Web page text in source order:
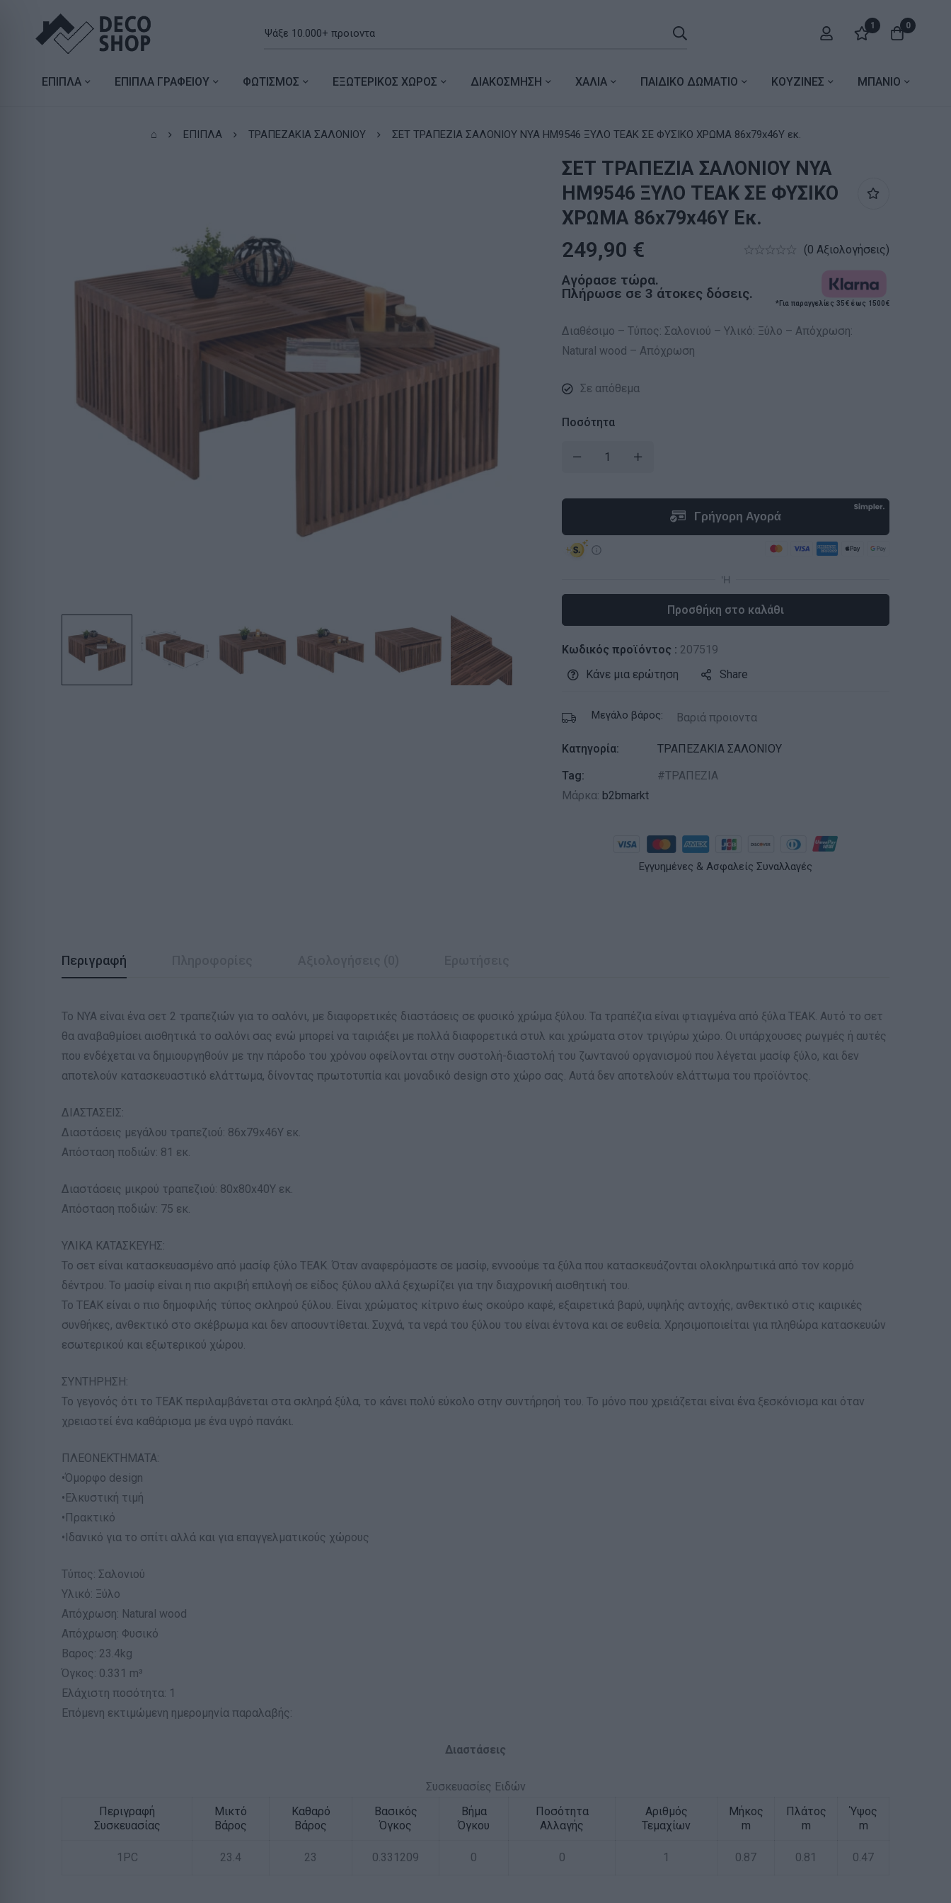
1 0
ΕΠΙΠΛΑ ΕΠΙΠΛΑ ΓΡΑΦΕΙΟΥ ΦΩΤΙΣΜΟΣ ΕΞΩΤΕΡΙΚΟΣ ΧΩΡΟΣ ΔΙΑΚΟΣΜΗΣΗ ΧΑΛΙΑ ΠΑΙΔΙΚΟ ΔΩΜΑΤΙΟ ΚΟΥΖΙΝΕΣ ΜΠΑΝΙΟ
⌂ ΕΠΙΠΛΑ ΤΡΑΠΕΖΑΚΙΑ ΣΑΛΟΝΙΟΥ ΣΕΤ ΤΡΑΠΕΖΙΑ ΣΑΛΟΝΙΟΥ NYA HM9546 ΞΥΛΟ ΤΕΑΚ ΣΕ ΦΥΣΙΚΟ ΧΡΩΜΑ 86x79x46Y εκ.
ΣΕΤ ΤΡΑΠΕΖΙΑ ΣΑΛΟΝΙΟΥ NYA
HM9546 ΞΥΛΟ ΤΕΑΚ ΣΕ ΦΥΣΙΚΟ
ΧΡΩΜΑ 86x79x46Y Εκ.
249,90 € (0 Αξιολογήσεις)
Αγόρασε τώρα.
Πλήρωσε σε 3 άτοκες δόσεις.
*Για παραγγελίες 35€ έως 1500€
Διαθέσιμο – Τύπος: Σαλονιού – Υλικό: Ξύλο – Απόχρωση:
Natural wood – Απόχρωση
Σε απόθεμα
Ποσότητα
Προσθήκη στο καλάθι
Κωδικός προϊόντος : 207519
Κάνε μια ερώτηση
Share
Μεγάλο βάρος: Βαριά προιοντα
Κατηγορία:
ΤΡΑΠΕΖΑΚΙΑ ΣΑΛΟΝΙΟΥ
Tag:
ΤΡΑΠΕΖΙΑ
Μάρκα: b2bmarkt
Εγγυημένες & Ασφαλείς Συναλλαγές
Περιγραφή
Το NYA είναι ένα σετ 2 τραπεζιών για το σαλόνι, με διαφορετικές διαστάσεις σε φυσικό χρώμα ξύλου. Τα τραπέζια είναι φτιαγμένα από ξύλα ΤΕΑΚ. Αυτό το σετ
θα αναβαθμίσει αισθητικά το σαλόνι σας ενώ μπορεί να ταιριάξει με πολλά διαφορετικά στυλ και χρώματα στον τριγύρω χώρο. Οι υπάρχουσες ρωγμές ή αυτές
που ενδέχεται να δημιουργηθούν με την πάροδο του χρόνου οφείλονται στην συστολή-διαστολή του ζωντανού οργανισμού που λέγεται μασίφ ξύλο, και δεν
αποτελούν κατασκευαστικό ελάττωμα, δίνοντας πρωτοτυπία και μοναδικό design στο χώρο σας. Αυτά δεν αποτελούν ελάττωμα του προϊόντος.
ΔΙΑΣΤΑΣΕΙΣ:
Διαστάσεις μεγάλου τραπεζιού: 86x79x46Υ εκ.
Απόσταση ποδιών: 81 εκ.
Διαστάσεις μικρού τραπεζιού: 80x80x40Υ εκ.
Απόσταση ποδιών: 75 εκ.
ΥΛΙΚΑ ΚΑΤΑΣΚΕΥΗΣ:
Το σετ είναι κατασκευασμένο από μασίφ ξύλο ΤΕΑΚ. Όταν αναφερόμαστε σε μασίφ, εννοούμε τα ξύλα που κατασκευάζονται ολοκληρωτικά από τον κορμό
δέντρου. Το μασίφ είναι η πιο ακριβή επιλογή σε είδος ξύλου αλλά ξεχωρίζει για την διαχρονική αισθητική του.
Το ΤΕΑΚ είναι ο πιο δημοφιλής τύπος σκληρού ξύλου. Είναι χρώματος κίτρινο έως σκούρο καφέ, εξαιρετικά βαρύ, υψηλής αντοχής, ανθεκτικό στις καιρικές
συνθήκες, ανθεκτικό στο σκέβρωμα και δεν αποσυντίθεται. Συχνά, τα νερά του ξύλου του είναι έντονα και σε ευθεία. Χρησιμοποιείται για πληθώρα κατασκευών
εσωτερικού και εξωτερικού χώρου.
ΣΥΝΤΗΡΗΣΗ:
Το γεγονός ότι το ΤΕΑΚ περιλαμβάνεται στα σκληρά ξύλα, το κάνει πολύ εύκολο στην συντήρησή του. Το μόνο που χρειάζεται είναι ένα ξεσκόνισμα και όταν
χρειαστεί ένα καθάρισμα με ένα υγρό πανάκι.
ΠΛΕΟΝΕΚΤΗΜΑΤΑ:
•Όμορφο design
•Ελκυστική τιμή
•Πρακτικό
•Ιδανικό για το σπίτι αλλά και για επαγγελματικούς χώρους
Τύπος: Σαλονιού
Υλικό: Ξύλο
Απόχρωση: Natural wood
Απόχρωση: Φυσικό
Βαρος: 23.4kg
Όγκος: 0.331 m³
Ελάχιστη ποσότητα: 1
Επόμενη εκτιμώμενη ημερομηνία παραλαβής:
Διαστάσεις
Συσκευασίες Ειδών
Περιγραφή
Συσκευασίας
Μικτό
Βάρος
Καθαρό
Βάρος
Βασικός
Όγκος
Βήμα
Όγκου
Ποσότητα
Αλλαγής
Αριθμός
Τεμαχίων
Μήκος
m
Πλάτος
m
Ύψος
m
1PC 23.4 23 0.331209 0 0 1 0.87 0.81 0.47